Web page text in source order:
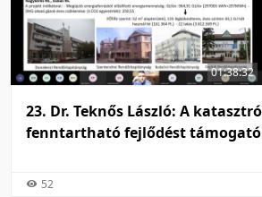
01:38:32
23. Dr. Teknős László: A
fenntartható fejlődést
52